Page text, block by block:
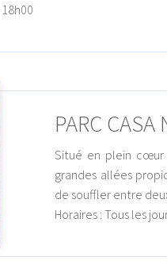
PARC CASA
Situé en plein cœur
grandes allées
de souffler entre
Horaires : Tous les